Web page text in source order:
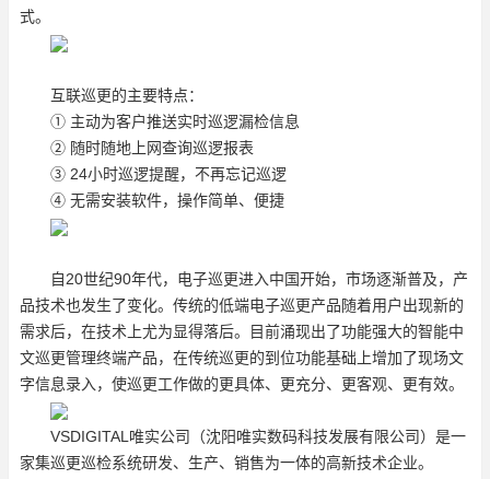
式。
互联巡更的主要特点：
① 主动为客户推送实时巡逻漏检信息
② 随时随地上网查询巡逻报表
③ 24小时巡逻提醒，不再忘记巡逻
④ 无需安装软件，操作简单、便捷
自20世纪90年代，电子巡更进入中国开始，市场逐渐普及，产
品技术也发生了变化。传统的低端电子巡更产品随着用户出现新的
需求后，在技术上尤为显得落后。目前涌现出了功能强大的智能中
文巡更管理终端产品，在传统巡更的到位功能基础上增加了现场文
字信息录入，使巡更工作做的更具体、更充分、更客观、更有效。
VSDIGITAL唯实公司（沈阳唯实数码科技发展有限公司）是一
家集巡更巡检系统研发、生产、销售为一体的高新技术企业。